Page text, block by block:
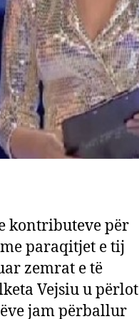
kontributeve për
paraqitjet e tij
zemrat e të
Vejsiu u
jam përballur